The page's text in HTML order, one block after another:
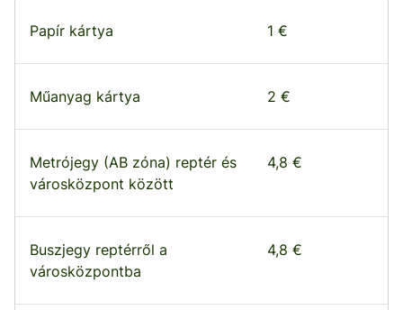
Papír kártya 1 €
Műanyag kártya 2 €
Metrójegy (AB zóna) reptér és
városközpont között
4,8 €
Buszjegy reptérről a
városközpontba
4,8 €